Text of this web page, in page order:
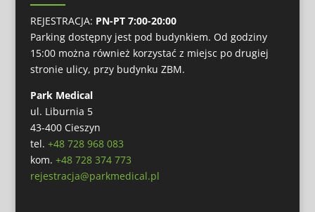
REJESTRACJA: PN-PT 7:00-20:00
Parking dostępny jest pod budynkiem. Od godziny
15:00 można również korzystać z miejsc po drugiej
stronie ulicy, przy budynku ZBM.
Park Medical
ul. Liburnia 5
43-400 Cieszyn
tel. +48 728 968 083
kom. +48 728 374 773
rejestracja@parkmedical.pl